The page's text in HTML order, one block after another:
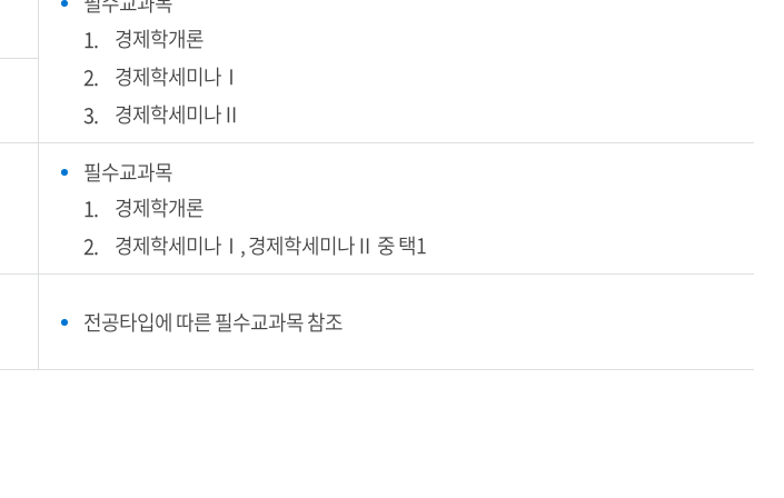
경제학개론
경제학세미나Ⅰ
경제학세미나Ⅱ
필수교과목
경제학개론
경제학세미나Ⅰ, 경제학세미나Ⅱ 중 택1
전공타입에 따른 필수교과목 참조